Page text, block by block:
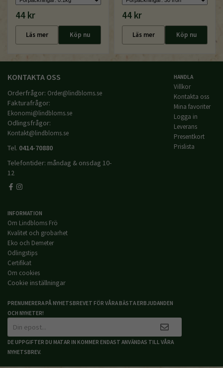
44 kr
Läs mer Köp nu
44 kr
Läs mer Köp nu
KONTAKTA OSS
Orderfrågor: Order@lindbloms.se
Fakturafrågor:
Ekonomi@lindbloms.se
Odlingsfrågor:
Kontakt@lindbloms.se
Tel. 0414-70880
Telefontider: måndag & onsdag 10-
12
HANDLA
Villkor
Kontakta oss
Mina favoriter
Logga in
Leverans
Presentkort
Prislista
INFORMATION
Om Lindbloms Frö
Kvalitet och grobarhet
Eko och Demeter
Odlingstips
Certifikat
Om cookies
Cookie inställningar
PRENUMERERA PÅ NYHETSBREVET FÖR VÅRA BÄSTA ERBJUDANDEN
OCH NYHETER!
DE UPPGIFTER DU MATAR IN KOMMER ENDAST ANVÄNDAS TILL VÅRA
NYHETSBREV.